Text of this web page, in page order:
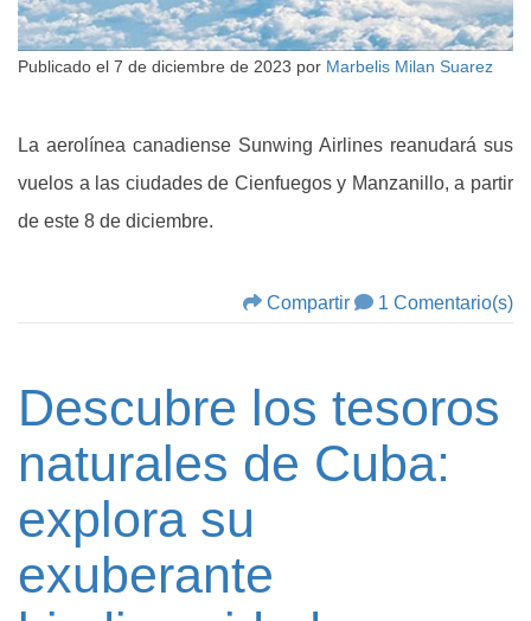
Publicado el 7 de diciembre de 2023 por Marbelis Milan Suarez
La aerolínea canadiense Sunwing Airlines reanudará sus
vuelos a las ciudades de Cienfuegos y Manzanillo, a partir
de este 8 de diciembre.
Compartir 1 Comentario(s)
Descubre los tesoros
naturales de Cuba:
explora su
exuberante